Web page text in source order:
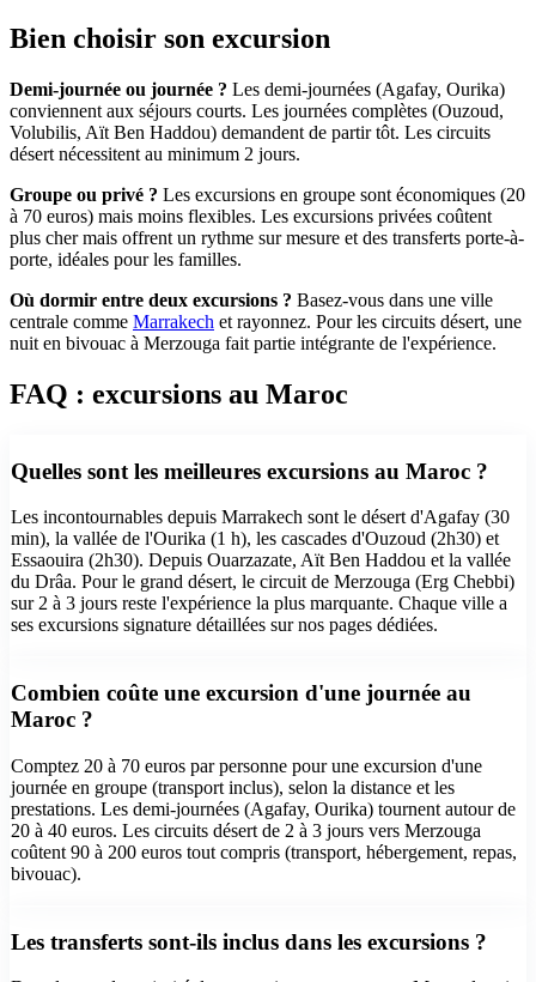
Bien choisir son excursion
Demi-journée ou journée ? Les demi-journées (Agafay, Ourika)
conviennent aux séjours courts. Les journées complètes (Ouzoud,
Volubilis, Aït Ben Haddou) demandent de partir tôt. Les circuits
désert nécessitent au minimum 2 jours.
Groupe ou privé ? Les excursions en groupe sont économiques (20
à 70 euros) mais moins flexibles. Les excursions privées coûtent
plus cher mais offrent un rythme sur mesure et des transferts porte-à-
porte, idéales pour les familles.
Où dormir entre deux excursions ? Basez-vous dans une ville
centrale comme Marrakech et rayonnez. Pour les circuits désert, une
nuit en bivouac à Merzouga fait partie intégrante de l'expérience.
FAQ : excursions au Maroc
Quelles sont les meilleures excursions au Maroc ?
Les incontournables depuis Marrakech sont le désert d'Agafay (30
min), la vallée de l'Ourika (1 h), les cascades d'Ouzoud (2h30) et
Essaouira (2h30). Depuis Ouarzazate, Aït Ben Haddou et la vallée
du Drâa. Pour le grand désert, le circuit de Merzouga (Erg Chebbi)
sur 2 à 3 jours reste l'expérience la plus marquante. Chaque ville a
ses excursions signature détaillées sur nos pages dédiées.
Combien coûte une excursion d'une journée au
Maroc ?
Comptez 20 à 70 euros par personne pour une excursion d'une
journée en groupe (transport inclus), selon la distance et les
prestations. Les demi-journées (Agafay, Ourika) tournent autour de
20 à 40 euros. Les circuits désert de 2 à 3 jours vers Merzouga
coûtent 90 à 200 euros tout compris (transport, hébergement, repas,
bivouac).
Les transferts sont-ils inclus dans les excursions ?